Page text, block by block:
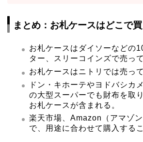
まとめ：お札ケースはどこで
お札ケースはダイソーなどの
ター、スリーコインズで売っ
お札ケースはニトリでは売っ
ドン・キホーテやヨドバシカ
の大型スーパーでも財布を取
お札ケースが含まれる。
楽天市場、Amazon（アマゾ
で、用途に合わせて購入する